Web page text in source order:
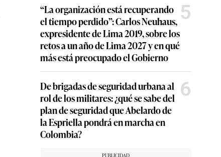
“La organización está recuperando
el tiempo perdido”: Carlos Neuhaus,
expresidente de Lima 2019, sobre los
retos a un año de Lima 2027 y en qué
más está preocupado el Gobierno
5
De brigadas de seguridad urbana al
rol de los militares: ¿qué se sabe del
plan de seguridad que Abelardo de
la Espriella pondrá en marcha en
Colombia?
6